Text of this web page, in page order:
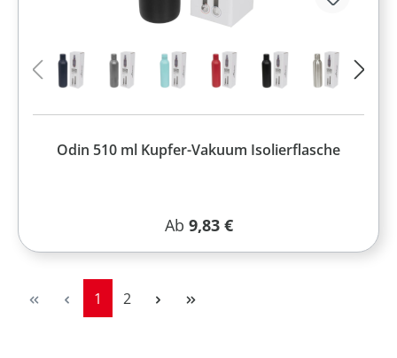
Odin 510 ml Kupfer-Vakuum Isolierflasche
Regulärer Preis:
Ab 9,83 €
Seite
1 Seite
2